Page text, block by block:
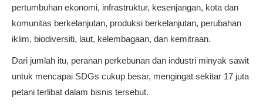
pertumbuhan ekonomi, infrastruktur, kesenjangan, kota dan
komunitas berkelanjutan, produksi berkelanjutan, perubahan
iklim, biodiversiti, laut, kelembagaan, dan kemitraan.
Dari jumlah itu, peranan perkebunan dan industri minyak sawit
untuk mencapai SDGs cukup besar, mengingat sekitar 17 juta
petani terlibat dalam bisnis tersebut.